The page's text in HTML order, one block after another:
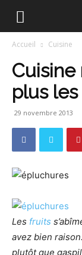
Accueil Cuisine
Cuisine
plus
29 novembre 2013
Les fruits
avez bien
plutôt que